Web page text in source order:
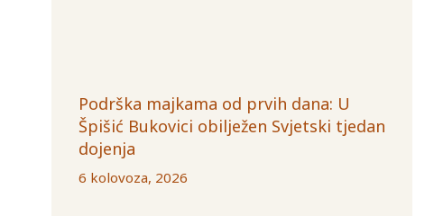
Podrška majkama od prvih dana: U
Špišić Bukovici obilježen Svjetski tjedan
dojenja
6 kolovoza, 2026